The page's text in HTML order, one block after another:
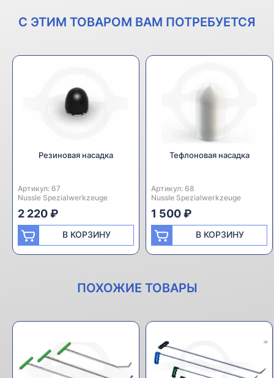
С ЭТИМ ТОВАРОМ ВАМ ПОТРЕБУЕТСЯ
Резиновая насадка
Артикул: 67
Производитель:
Nussle Spezialwerkzeuge
2 220 ₽
В КОРЗИНУ
Тефлоновая насадка
Артикул: 68
Производитель:
Nussle Spezialwerkzeuge
1 500 ₽
В КОРЗИНУ
ПОХОЖИЕ ТОВАРЫ